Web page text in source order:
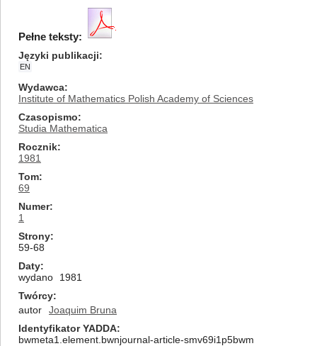
Pełne teksty:
Języki publikacji
EN
Wydawca
Institute of Mathematics Polish Academy of Sciences
Czasopismo
Studia Mathematica
Rocznik
1981
Tom
69
Numer
1
Strony
59-68
Daty
wydano
1981
Twórcy
autor
Joaquim Bruna
Identyfikator YADDA
bwmeta1.element.bwnjournal-article-smv69i1p5bwm